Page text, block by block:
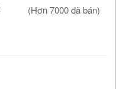
(Hơn 7000 đã bán)